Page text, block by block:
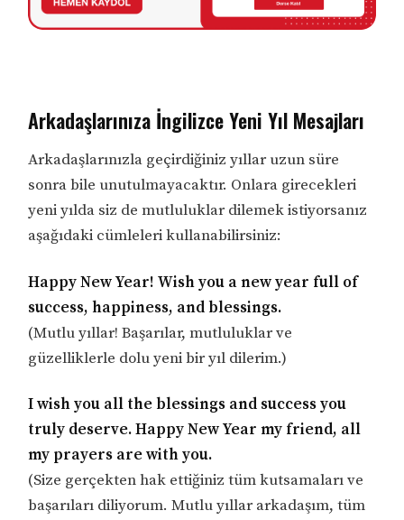
Arkadaşlarınıza İngilizce Yeni Yıl Mesajları
Arkadaşlarınızla geçirdiğiniz yıllar uzun süre
sonra bile unutulmayacaktır. Onlara girecekleri
yeni yılda siz de mutluluklar dilemek istiyorsanız
aşağıdaki cümleleri kullanabilirsiniz:
Happy New Year! Wish you a new year full of
success, happiness, and blessings.
(Mutlu yıllar! Başarılar, mutluluklar ve
güzelliklerle dolu yeni bir yıl dilerim.)
I wish you all the blessings and success you
truly deserve. Happy New Year my friend, all
my prayers are with you.
(Size gerçekten hak ettiğiniz tüm kutsamaları ve
başarıları diliyorum. Mutlu yıllar arkadaşım, tüm